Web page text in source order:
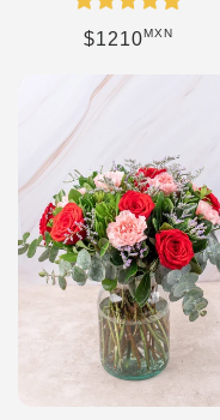
Precio habitual
$1210MXN